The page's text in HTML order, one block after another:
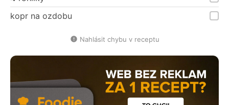
kopr na ozdobu
Nahlásit chybu v receptu